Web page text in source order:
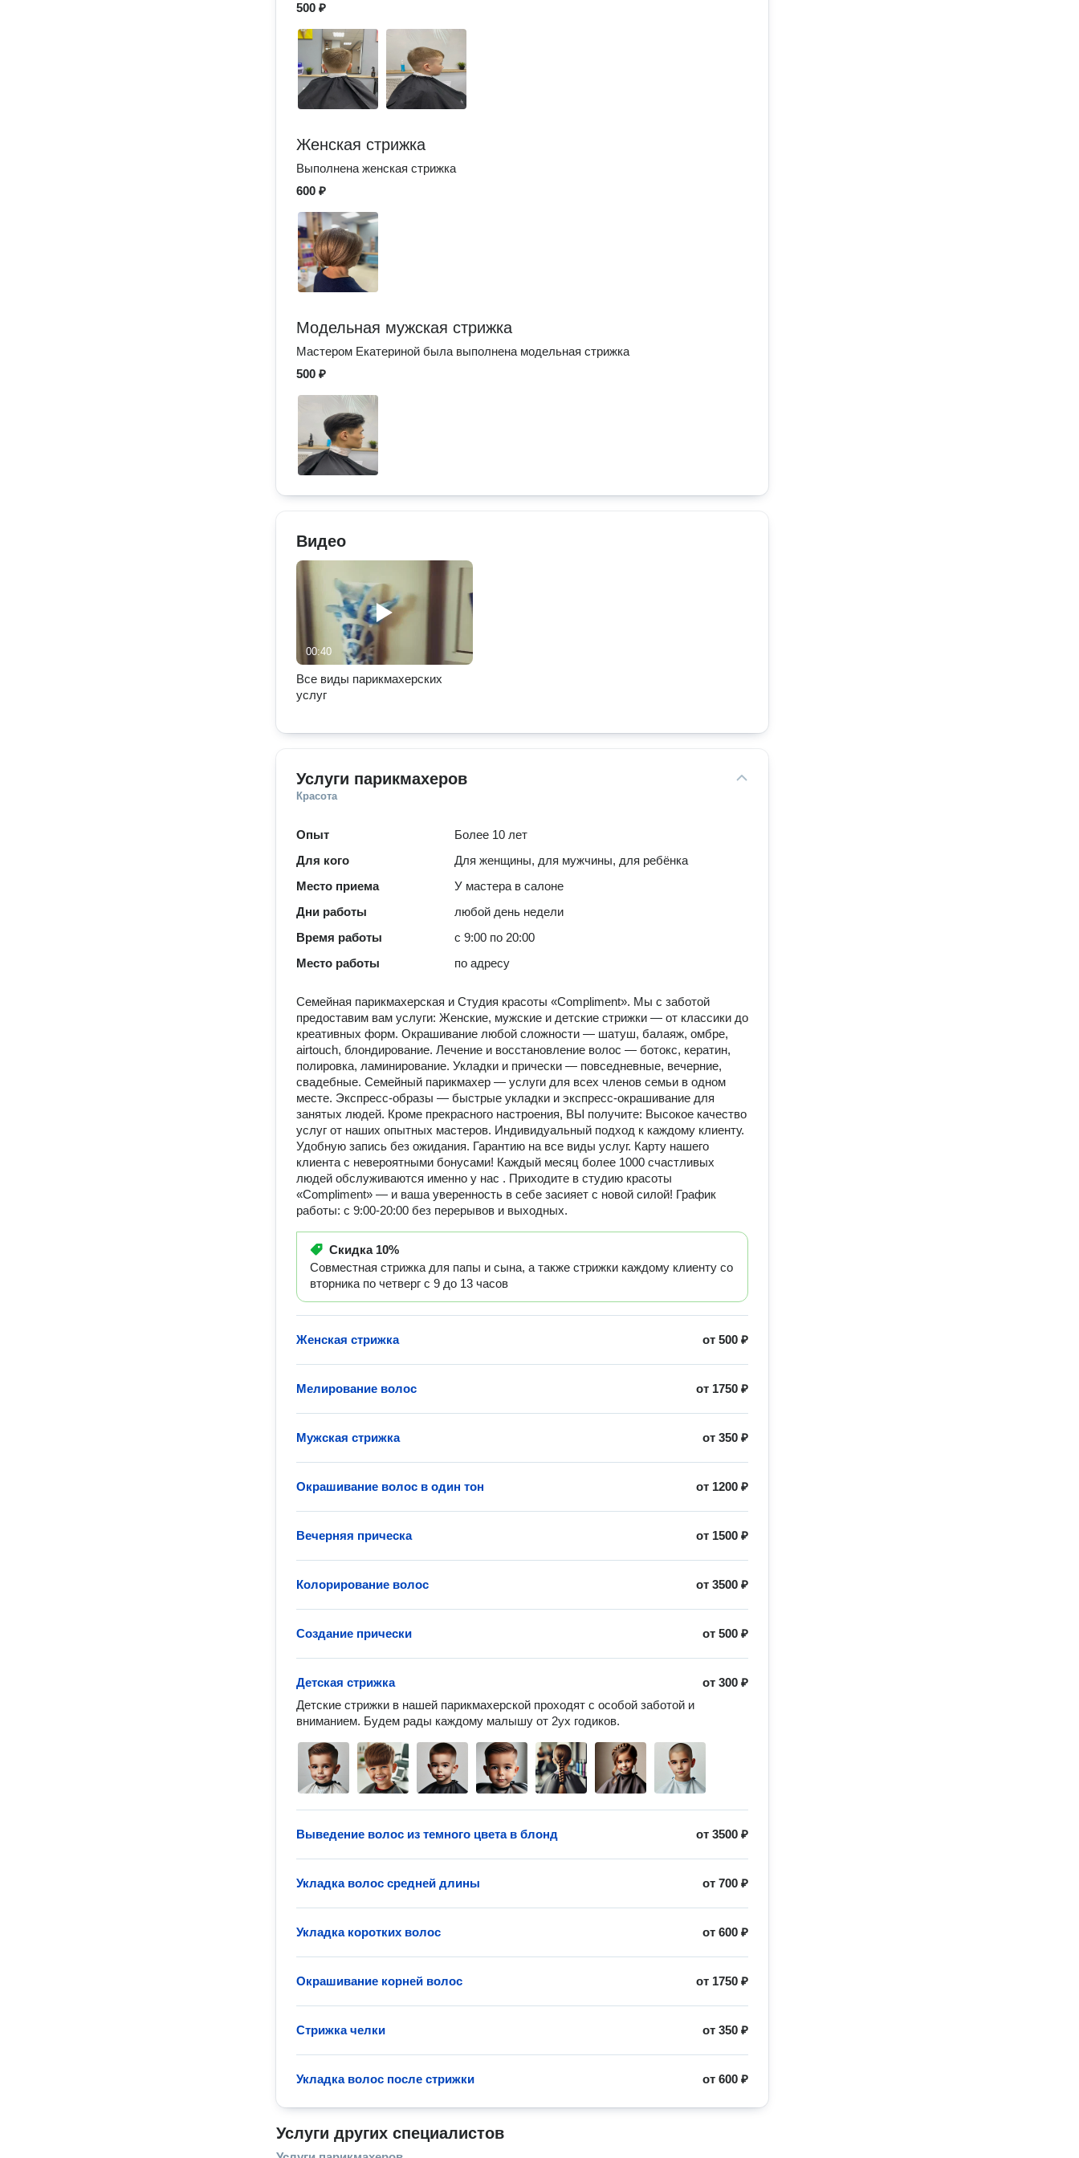
500 ₽
Женская стрижка
Выполнена женская стрижка
600 ₽
Модельная мужская стрижка
Мастером Екатериной была выполнена модельная стрижка
500 ₽
Видео
00:40
Все виды парикмахерских
услуг
Услуги парикмахеров
Красота
Опыт
Более 10 лет
Для кого
Для женщины, для мужчины, для ребёнка
Место приема
У мастера в салоне
Дни работы
любой день недели
Время работы
с 9:00 по 20:00
Место работы
по адресу
Семейная парикмахерская и Студия красоты «Compliment». Мы с заботой
предоставим вам услуги: Женские, мужские и детские стрижки — от классики до
креативных форм. Окрашивание любой сложности — шатуш, балаяж, омбре,
airtouch, блондирование. Лечение и восстановление волос — ботокс, кератин,
полировка, ламинирование. Укладки и прически — повседневные, вечерние,
свадебные. Семейный парикмахер — услуги для всех членов семьи в одном
месте. Экспресс-образы — быстрые укладки и экспресс-окрашивание для
занятых людей. Кроме прекрасного настроения, ВЫ получите: Высокое качество
услуг от наших опытных мастеров. Индивидуальный подход к каждому клиенту.
Удобную запись без ожидания. Гарантию на все виды услуг. Карту нашего
клиента с невероятными бонусами! Каждый месяц более 1000 счастливых
людей обслуживаются именно у нас . Приходите в студию красоты
«Compliment» — и ваша уверенность в себе засияет с новой силой! График
работы: c 9:00-20:00 без перерывов и выходных.
Скидка 10%
Совместная стрижка для папы и сына, а также стрижки каждому клиенту со
вторника по четверг с 9 до 13 часов
от500 ₽
Женская стрижка
от 1750 ₽
Мелирование волос
от350 ₽
Мужская стрижка
от 1200 ₽
Окрашивание волос в один тон
от 1500 ₽
Вечерняя прическа
от3500 ₽
Колорирование волос
от500 ₽
Создание прически
от300 ₽
Детская стрижка
Детские стрижки в нашей парикмахерской проходят с особой заботой и
вниманием. Будем рады каждому малышу от 2ух годиков.
от3500 ₽
Выведение волос из темного цвета в блонд
от700 ₽
Укладка волос средней длины
от600 ₽
Укладка коротких волос
от 1750 ₽
Окрашивание корней волос
от350 ₽
Стрижка челки
от600 ₽
Укладка волос после стрижки
Услуги других специалистов